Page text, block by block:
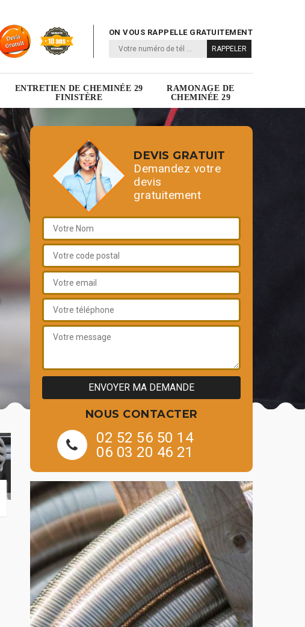
ON VOUS RAPPELLE GRATUITEMENT
ENTRETIEN DE CHEMINÉE 29
FINISTÈRE
RAMONAGE DE
CHEMINÉE 29
DEVIS GRATUIT
Demandez votre
devis
gratuitement
NOUS CONTACTER
02 52 56 50 14
06 03 20 46 21